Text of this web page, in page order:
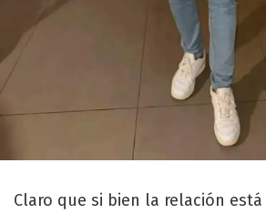
Claro que si bien la relación está